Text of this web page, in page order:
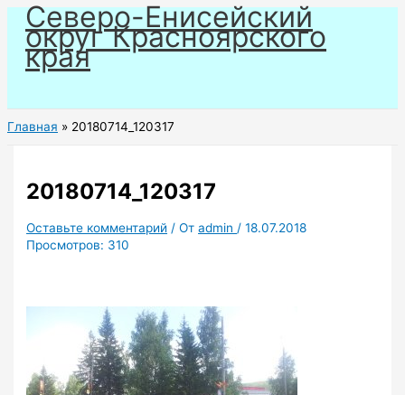
Перейти
содержимому
Северо-Енисейский
округ Красноярского
края
Главная 20180714_120317
20180714_120317
Оставьте комментарий / Отadmin /18.07.2018
Просмотров: 310